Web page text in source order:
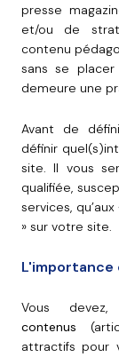
presse
et/ou de
contenu
sans se
demeure une
Avant de
définir
site. Il vous
qualifiée,
services,
» sur votre site.
Vous
contenus
attractifs pour